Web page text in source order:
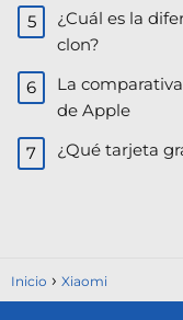
¿Cuál es la
clon?
La
de Apple
¿Qué tarjeta
Inicio Xiaomi